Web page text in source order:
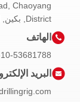
Chaoyang
District, بكين, الصين
الهاتف
10-53681788
البريد